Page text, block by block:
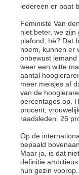
iedereen er baat
Feministe Van
niet beter, we
plafond, hè? Dat
noem, kunnen er
onbewust
weer een witte
aantal
meer meisjes af
van de
percentages op.
procent;
raadsleden: 26
Op de
bepaald
Maar ja, is dat
definitie
hun gezin